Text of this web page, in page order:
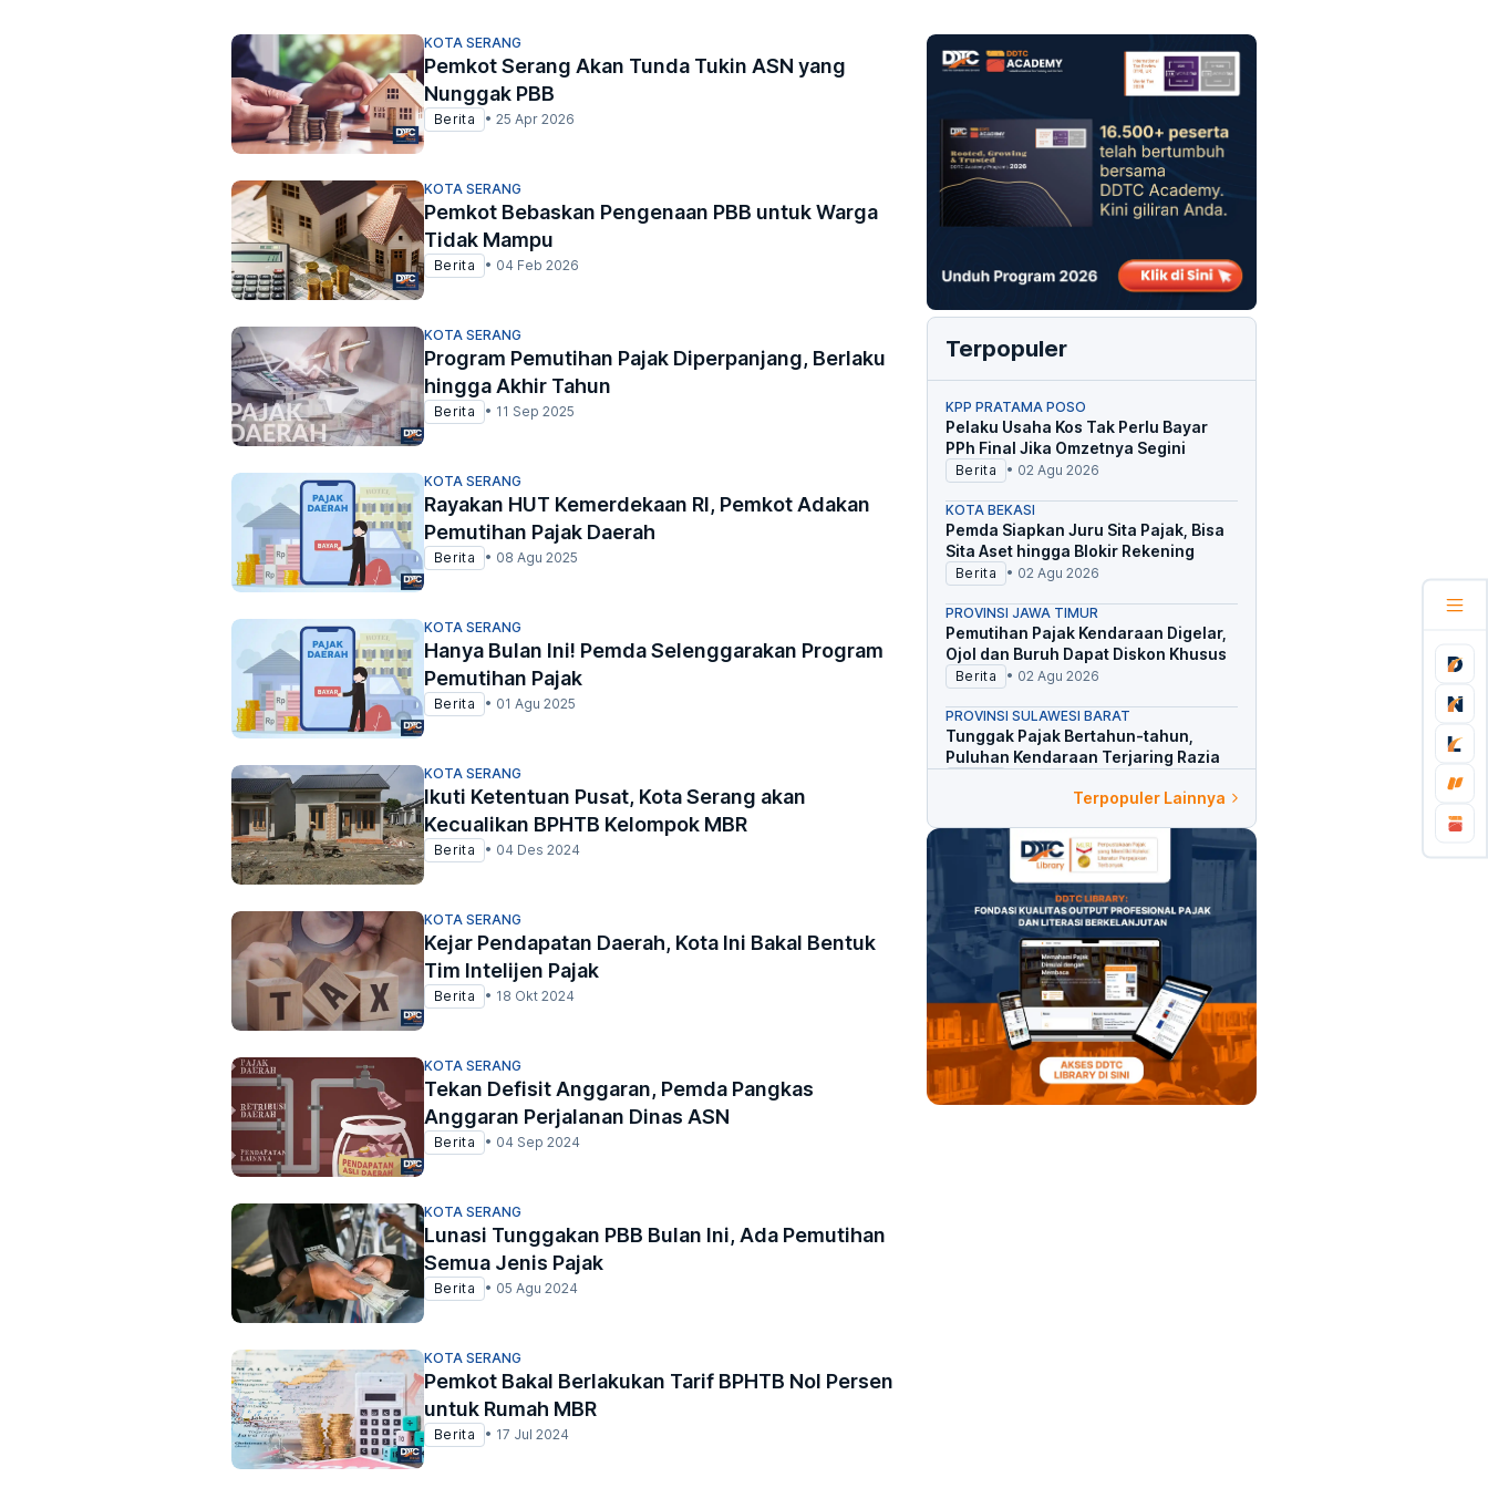
KOTA SERANG
Pemkot Serang Akan Tunda Tukin ASN yang
Nunggak PBB
Berita • 25 Apr 2026
KOTA SERANG
Pemkot Bebaskan Pengenaan PBB untuk Warga
Tidak Mampu
Berita • 04 Feb 2026
KOTA SERANG
Program Pemutihan Pajak Diperpanjang, Berlaku
hingga Akhir Tahun
Berita • 11 Sep 2025
KOTA SERANG
Rayakan HUT Kemerdekaan RI, Pemkot Adakan
Pemutihan Pajak Daerah
Berita • 08 Agu 2025
KOTA SERANG
Hanya Bulan Ini! Pemda Selenggarakan Program
Pemutihan Pajak
Berita • 01 Agu 2025
KOTA SERANG
Ikuti Ketentuan Pusat, Kota Serang akan
Kecualikan BPHTB Kelompok MBR
Berita • 04 Des 2024
KOTA SERANG
Kejar Pendapatan Daerah, Kota Ini Bakal Bentuk
Tim Intelijen Pajak
Berita • 18 Okt 2024
KOTA SERANG
Tekan Defisit Anggaran, Pemda Pangkas
Anggaran Perjalanan Dinas ASN
Berita • 04 Sep 2024
KOTA SERANG
Lunasi Tunggakan PBB Bulan Ini, Ada Pemutihan
Semua Jenis Pajak
Berita • 05 Agu 2024
KOTA SERANG
Pemkot Bakal Berlakukan Tarif BPHTB Nol Persen
untuk Rumah MBR
Berita • 17 Jul 2024
Terpopuler
KPP PRATAMA POSO
Pelaku Usaha Kos Tak Perlu Bayar
PPh Final Jika Omzetnya Segini
Berita • 02 Agu 2026
KOTA BEKASI
Pemda Siapkan Juru Sita Pajak, Bisa
Sita Aset hingga Blokir Rekening
Berita • 02 Agu 2026
PROVINSI JAWA TIMUR
Pemutihan Pajak Kendaraan Digelar,
Ojol dan Buruh Dapat Diskon Khusus
Berita • 02 Agu 2026
PROVINSI SULAWESI BARAT
Tunggak Pajak Bertahun-tahun,
Puluhan Kendaraan Terjaring Razia
PPh Belum Disetor, Notaris Tak Boleh
Teken Akta Tanah
• 26 Jul 2026
Terpopuler Lainnya